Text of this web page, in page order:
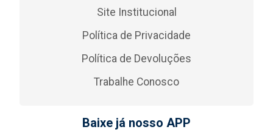
Site Institucional
Política de Privacidade
Política de Devoluções
Trabalhe Conosco
Baixe já nosso APP